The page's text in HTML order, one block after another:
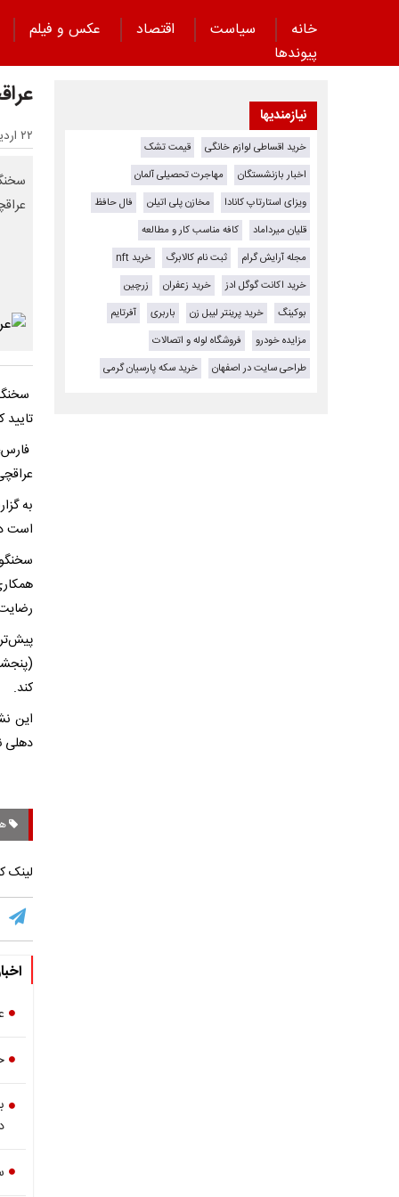
خانه سیاست اقتصاد عکس و فیلم
پیوند‌ها
۲۲ اردیبهشت ۱۴۰۵ - ۱۷:۵۲
تایید
به
است
کند.
این
دهلی
لینک
نیازمندیها
خرید اقساطی لوازم خانگی
قیمت تشک
اخبار بازنشستگان
مهاجرت تحصیلی آلمان
ویزای استارتاپ کانادا
مخازن پلی اتیلن
فال حافظ
قلیان میرداماد
کافه مناسب کار و مطالعه
مجله آرایش گرام
ثبت نام کالابرگ
خرید nft
خرید اکانت گوگل ادز
خرید زعفران
زرچین
بوکینگ
خرید پرینتر لیبل زن باربری
آفرتایم
مزایده خودرو
فروشگاه لوله و اتصالات
طراحی سایت در اصفهان
خرید سکه پارسیان گرمی